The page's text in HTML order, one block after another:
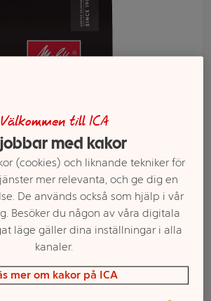
Välj butik och handla
kan variera mellan butikerna
Välkommen till ICA
med kakor
(cookies) och liknande tekniker för
mer relevanta, och ge dig en
De används också som hjälp i vår
Besöker du någon av våra digitala
läge gäller dina inställningar i alla
kanaler.
mer om kakor på ICA